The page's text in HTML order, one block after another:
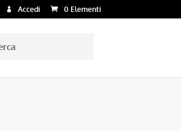
Accedi 0 Elementi